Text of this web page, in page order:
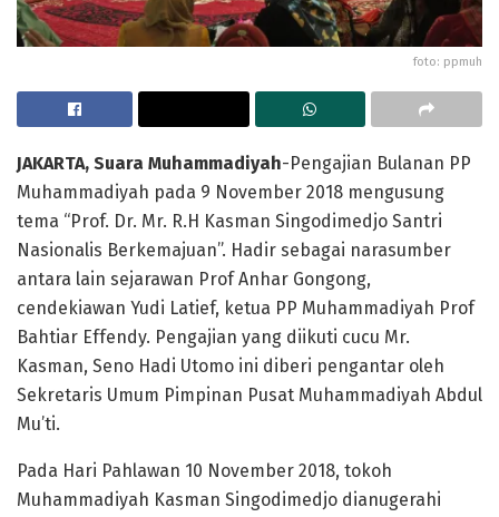
foto: ppmuh
JAKARTA, Suara Muhammadiyah-Pengajian Bulanan PP
Muhammadiyah pada 9 November 2018 mengusung
tema “Prof. Dr. Mr. R.H Kasman Singodimedjo Santri
Nasionalis Berkemajuan”. Hadir sebagai narasumber
antara lain sejarawan Prof Anhar Gongong,
cendekiawan Yudi Latief, ketua PP Muhammadiyah Prof
Bahtiar Effendy. Pengajian yang diikuti cucu Mr.
Kasman, Seno Hadi Utomo ini diberi pengantar oleh
Sekretaris Umum Pimpinan Pusat Muhammadiyah Abdul
Mu’ti.
Pada Hari Pahlawan 10 November 2018, tokoh
Muhammadiyah Kasman Singodimedjo dianugerahi